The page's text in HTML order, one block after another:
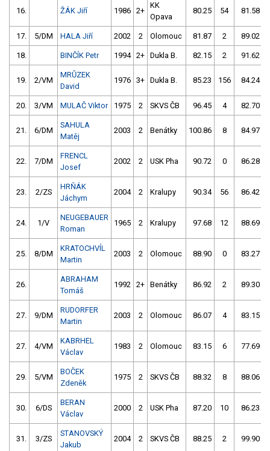
16. ŽÁK Jiří 1986 2+
KK
Opava
80.25 54 81.58
17. 5/DM HALA Jiří 2002 2 Olomouc 81.87 2 89.02
18. BINČÍK Petr 1994 2+ Dukla B. 82.15 2 91.62
19. 2/VM
MRŮZEK
David
1976 3+ Dukla B. 85.23 156 84.24
20. 3/VM MULAČ Viktor 1975 2 SKVS ČB 96.45 4 82.70
21. 6/DM
SAHULA
Matěj
2003 2 Benátky 100.86 8 84.97
22. 7/DM
FRENCL
Josef
2002 2 USK Pha 90.72 0 86.28
23. 2/ZS
HRŇÁK
Jáchym
2004 2 Kralupy 90.34 56 86.42
24. 1/V
NEUGEBAUER
Roman
1965 2 Kralupy 97.68 12 88.69
25. 8/DM
KRATOCHVÍL
Martin
2003 2 Olomouc 88.90 0 83.27
26.
ABRAHAM
Tomáš
1992 2+ Benátky 86.92 2 89.30
27. 9/DM
RUDORFER
Martin
2003 2 Olomouc 86.07 4 83.15
27. 4/VM
KABRHEL
Václav
1983 2 Olomouc 83.15 6 77.69
29. 5/VM
BOČEK
Zdeněk
1975 2 SKVS ČB 88.32 8 88.06
30. 6/DS
BERAN
Václav
2000 2 USK Pha 87.20 10 86.23
31. 3/ZS
STANOVSKÝ
Jakub
2004 2 SKVS ČB 88.25 2 99.90